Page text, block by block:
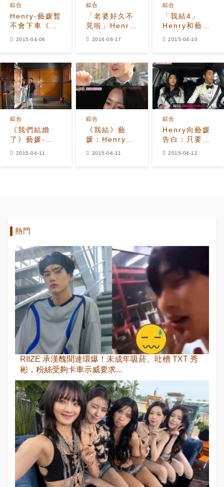
Henry-藝媛暫
不會下車《我
綜合
2015-04-06
「老婆好久不
見啦」Henry-
綜合
2016-06-17
「我結4」
Henry和藝媛
綜合
2015-04-10
《我們結婚
了》藝媛-
綜合
2015-04-11
《我結》藝
媛：Henry很
綜合
2015-04-11
Henry向藝媛
告白：只要有
綜合
2015-04-12
熱門
RIIZE 承漢醜聞連環爆！未成年吸菸、吐槽 TXT 秀
彬，粉絲受夠卡車示威要求...